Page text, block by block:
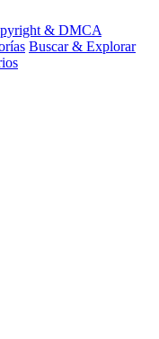
& DMCA
Buscar & Explorar